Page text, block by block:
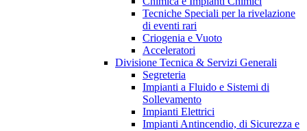
Tecniche Speciali per la rivelazione
di eventi rari
Criogenia e Vuoto
Acceleratori
Divisione Tecnica & Servizi Generali
Segreteria
Impianti a Fluido e Sistemi di
Sollevamento
Impianti Elettrici
Impianti Antincendio, di Sicurezza e